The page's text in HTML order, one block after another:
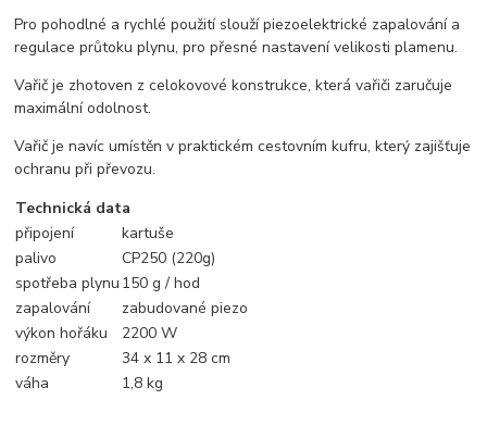
Pro pohodlné a rychlé použití slouží piezoelektrické zapalování a
regulace průtoku plynu, pro přesné nastavení velikosti plamenu.
Vařič je zhotoven z celokovové konstrukce, která vařiči zaručuje
maximální odolnost.
Vařič je navíc umístěn v praktickém cestovním kufru, který zajišťuje
ochranu při převozu.
Technická data
připojení
kartuše
palivo
CP250 (220g)
spotřeba plynu 150 g / hod
zapalování
zabudované piezo
výkon hořáku
2200 W
rozměry
34 x 11 x 28 cm
váha
1,8 kg